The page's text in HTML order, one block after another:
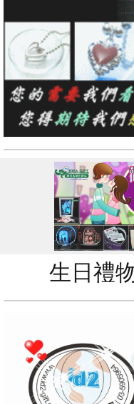
生日禮